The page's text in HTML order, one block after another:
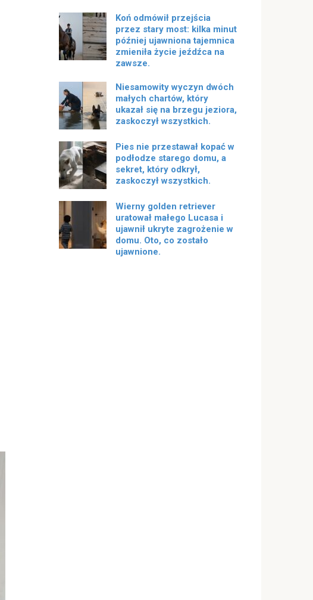
Koń odmówił przejścia
przez stary most: kilka minut
później ujawniona tajemnica
zmieniła życie jeźdźca na
zawsze.
Niesamowity wyczyn dwóch
małych chartów, który
ukazał się na brzegu jeziora,
zaskoczył wszystkich.
Pies nie przestawał kopać w
podłodze starego domu, a
sekret, który odkrył,
zaskoczył wszystkich.
Wierny golden retriever
uratował małego Lucasa i
ujawnił ukryte zagrożenie w
domu. Oto, co zostało
ujawnione.